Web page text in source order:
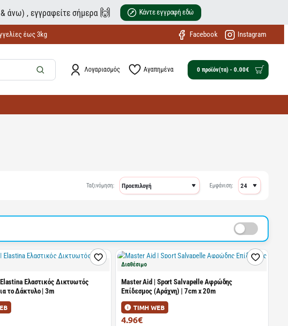
άνω) , εγγραφείτε σήμερα 🙌 Κάντε εγγραφή εδώ
έως 3kg Facebook Instagram
Λογαριασμός Αγαπημένα 0 προϊόν(τα) - 0.00€
Ταξινόμηση: Εμφάνιση:
Ελαστικός Δικτυωτός
το Δάκτυλο | 3m
Διαθέσιμο
Master Aid | Sport Salvapelle Αφρώδης
Επίδεσμος (Αράχνη) | 7cm x 20m
ΤΙΜΗ WEB
4.96€